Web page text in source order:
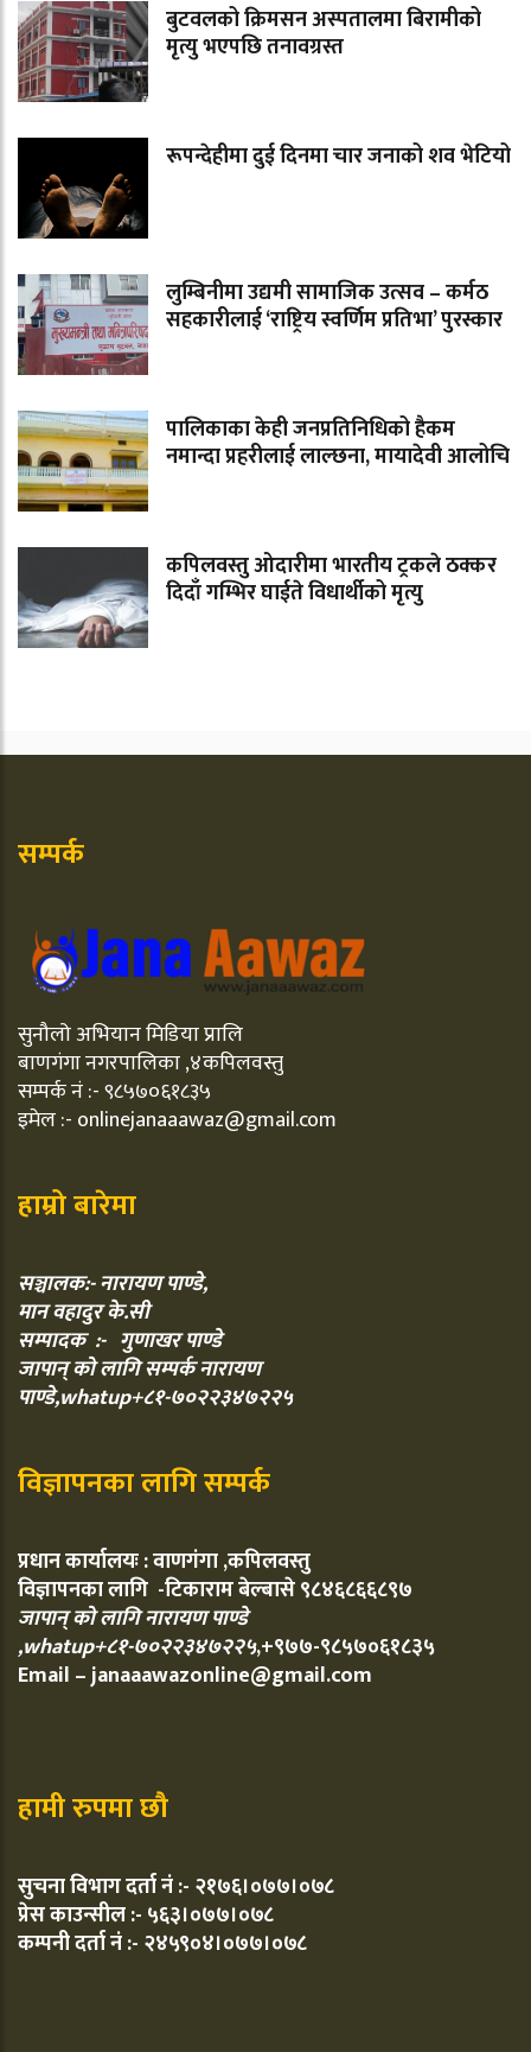
बुटवलको क्रिमसन अस्पतालमा बिरामीको
मृत्यु भएपछि तनावग्रस्त
रूपन्देहीमा दुई दिनमा चार जनाको शव भेटियो
लुम्बिनीमा उद्यमी सामाजिक उत्सव – कर्मठ
सहकारीलाई ‘राष्ट्रिय स्वर्णिम प्रतिभा’ पुरस्कार
पालिकाका केही जनप्रतिनिधिको हैकम
नमान्दा प्रहरीलाई लाल्छना, मायादेवी आलोचि
कपिलवस्तु ओदारीमा भारतीय ट्रकले ठक्कर
दिदाँ गम्भिर घाईते विधार्थीको मृत्यु
सम्पर्क
सुनौलो अभियान मिडिया प्रालि
बाणगंगा नगरपालिका ,४कपिलवस्तु
सम्पर्क नं :- ९८५७०६१८३५
इमेल :- onlinejanaaawaz@gmail.com
हाम्रो बारेमा
सञ्चालक:- नारायण पाण्डे,
मान वहादुर के.सी
सम्पादक :- गुणाखर पाण्डे
जापान् को लागि सम्पर्क नारायण
पाण्डे,whatup+८१-७०२२३४७२२५
विज्ञापनका लागि सम्पर्क
प्रधान कार्यालयः : वाणगंगा ,कपिलवस्तु
विज्ञापनका लागि -टिकाराम बेल्बासे ९८४६८६६८९७
जापान् को लागि नारायण पाण्डे
,whatup+८१-७०२२३४७२२५,+९७७-९८५७०६१८३५
Email – janaaawazonline@gmail.com
हामी रुपमा छौ
सुचना विभाग दर्ता नं :- २१७६।०७७।०७८
प्रेस काउन्सील :- ५६३।०७७।०७८
कम्पनी दर्ता नं :- २४५९०४।०७७।०७८